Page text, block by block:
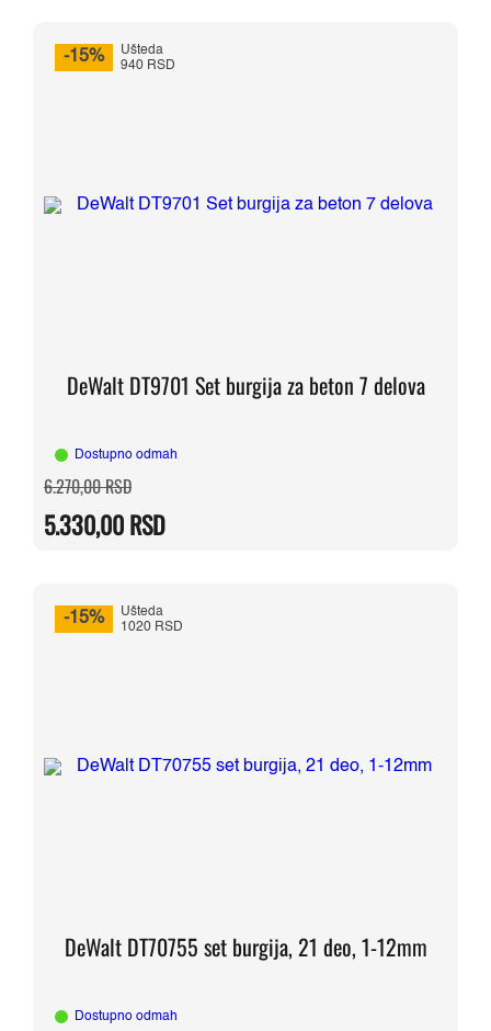
-15%
Ušteda
940 RSD
DeWalt DT9701 Set burgija za beton 7 delova
Dostupno odmah
6.270,00RSDOriginalna
cena
bila:
6.270,00 RSD.
5.330,00RSD
Trenutna
cena
5.330,00 RSD.
-15%
Ušteda
1020 RSD
DeWalt DT70755 set burgija, 21 deo, 1-12mm
Dostupno odmah